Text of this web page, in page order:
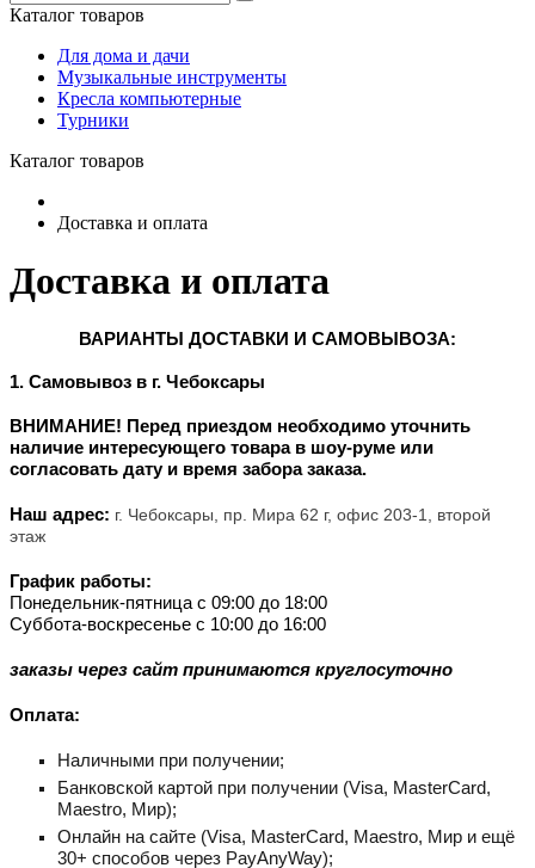
Каталог товаров
Для дома и дачи
Музыкальные инструменты
Кресла компьютерные
Турники
Каталог товаров
Доставка и оплата
Доставка и оплата
ВАРИАНТЫ ДОСТАВКИ И САМОВЫВОЗА:
1. Самовывоз в г. Чебоксары
ВНИМАНИЕ! Перед приездом необходимо уточнить
наличие интересующего товара в шоу-руме или
согласовать дату и время забора заказа.
Наш адрес: г. Чебоксары, пр. Мира 62 г, офис 203-1, второй
этаж
График работы:
Понедельник-пятница с 09:00 до 18:00
Суббота-воскресенье с 10:00 до 16:00
заказы через сайт принимаются круглосуточно
Оплата:
Наличными при получении;
Банковской картой при получении (Visa, MastеrCard,
Maestro, Мир);
Онлайн на сайте (Visa, MastеrCard, Maestro, Мир и ещё
30+ способов через PayAnyWay);